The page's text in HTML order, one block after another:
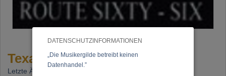
DATENSCHUTZINFORMATIONEN
„Die Musikergilde betreibt keinen
Datenhandel.”
Texas in my Heart
Letzte Änderung: 18.07.2026